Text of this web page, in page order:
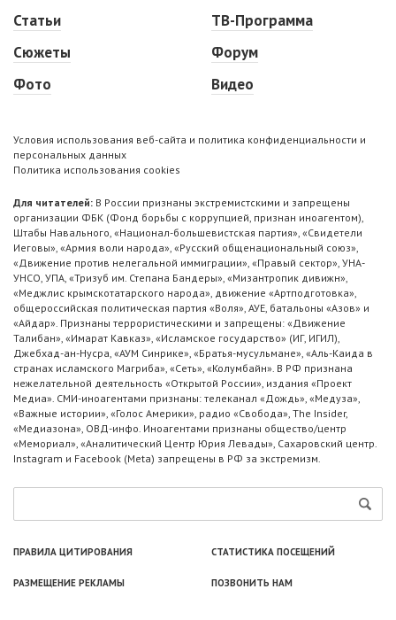
Статьи
Сюжеты
Фото
ТВ-Программа
Форум
Видео
Условия использования веб-сайта и политика конфиденциальности и
персональных данных
Политика использования cookies
Для читателей: В России признаны экстремистскими и запрещены
организации ФБК (Фонд борьбы с коррупцией, признан иноагентом),
Штабы Навального, «Национал-большевистская партия», «Свидетели
Иеговы», «Армия воли народа», «Русский общенациональный союз»,
«Движение против нелегальной иммиграции», «Правый сектор», УНА-
УНСО, УПА, «Тризуб им. Степана Бандеры», «Мизантропик дивижн»,
«Меджлис крымскотатарского народа», движение «Артподготовка»,
общероссийская политическая партия «Воля», АУЕ, батальоны «Азов» и
«Айдар». Признаны террористическими и запрещены: «Движение
Талибан», «Имарат Кавказ», «Исламское государство» (ИГ, ИГИЛ),
Джебхад-ан-Нусра, «АУМ Синрике», «Братья-мусульмане», «Аль-Каида в
странах исламского Магриба», «Сеть», «Колумбайн». В РФ признана
нежелательной деятельность «Открытой России», издания «Проект
Медиа». СМИ-иноагентами признаны: телеканал «Дождь», «Медуза»,
«Важные истории», «Голос Америки», радио «Свобода», The Insider,
«Медиазона», ОВД-инфо. Иноагентами признаны общество/центр
«Мемориал», «Аналитический Центр Юрия Левады», Сахаровский центр.
Instagram и Facebook (Metа) запрещены в РФ за экстремизм.
ПРАВИЛА ЦИТИРОВАНИЯ СТАТИСТИКА ПОСЕЩЕНИЙ
РАЗМЕЩЕНИЕ РЕКЛАМЫ ПОЗВОНИТЬ НАМ